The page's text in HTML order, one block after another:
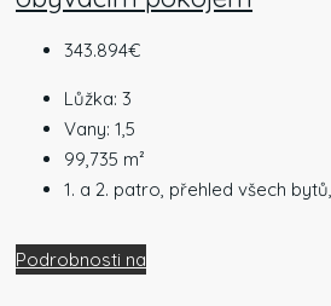
343.894€
Lůžka: 3
Vany: 1,5
99,735 m²
1. a 2. patro, přehled všech
Podrobnosti na